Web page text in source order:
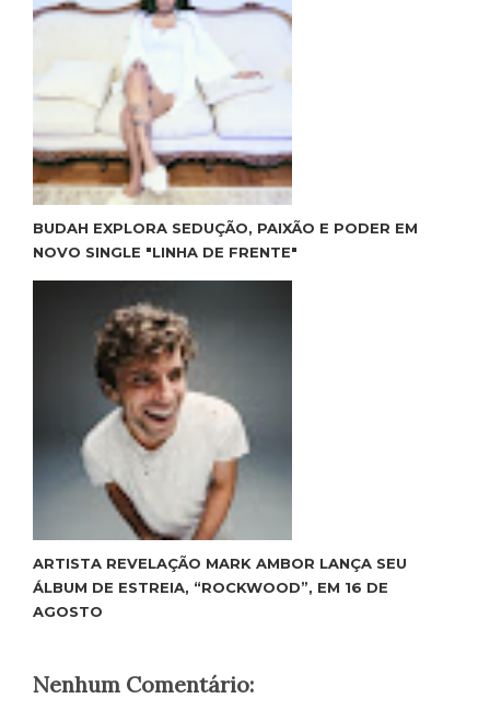
BUDAH EXPLORA SEDUÇÃO, PAIXÃO E PODER EM
NOVO SINGLE "LINHA DE FRENTE"
ARTISTA REVELAÇÃO MARK AMBOR LANÇA SEU
ÁLBUM DE ESTREIA, “ROCKWOOD”, EM 16 DE
AGOSTO
Nenhum Comentário: